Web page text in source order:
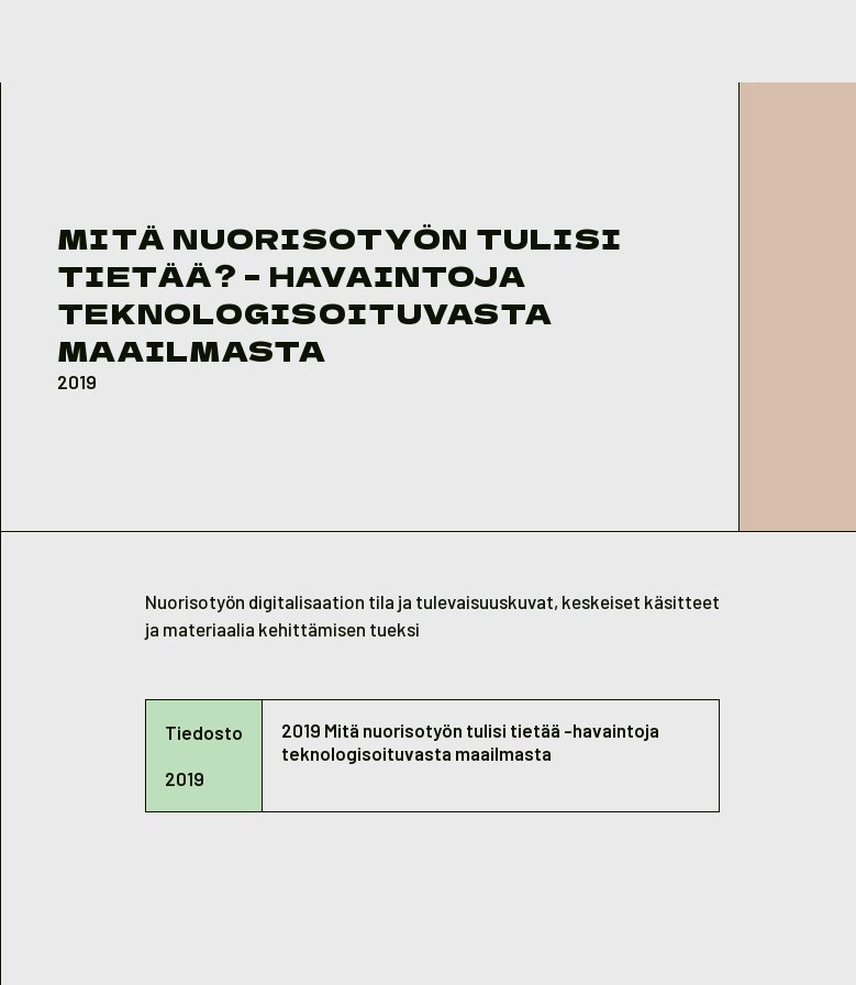
MITÄ NUORISOTYÖN TULISI
TIETÄÄ? – HAVAINTOJA
TEKNOLOGISOITUVASTA
MAAILMASTA
2019
Nuorisotyön digitalisaation tila ja tulevaisuuskuvat, keskeiset käsitteet
ja materiaalia kehittämisen tueksi
Tiedosto
2019
2019 Mitä nuorisotyön tulisi tietää -havaintoja
teknologisoituvasta maailmasta